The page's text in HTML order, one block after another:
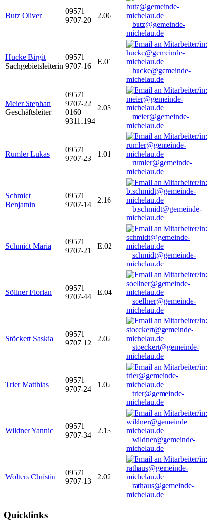
Butz Oliver
09571
9707-20
2.06
butz@gemeinde-
michelau.de
Hucke Birgit
Sachgebietsleiterin
09571
9707-16
E.01
hucke@gemeinde-
michelau.de
Meier Stephan
Geschäftsleiter
09571
9707-22
0160
93111194
2.03
meier@gemeinde-
michelau.de
Rumler Lukas
09571
9707-23
1.01
rumler@gemeinde-
michelau.de
Schmidt
Benjamin
09571
9707-14
2.16
b.schmidt@gemeinde-
michelau.de
Schmidt Maria
09571
9707-21
E.02
schmidt@gemeinde-
michelau.de
Söllner Florian
09571
9707-44
E.04
soellner@gemeinde-
michelau.de
Stöckert Saskia
09571
9707-12
2.02
stoeckert@gemeinde-
michelau.de
Trier Matthias
09571
9707-24
1.02
trier@gemeinde-
michelau.de
Wildner Yannic
09571
9707-34
2.13
wildner@gemeinde-
michelau.de
Wolters Christin
09571
9707-13
2.02
rathaus@gemeinde-
michelau.de
Quicklinks